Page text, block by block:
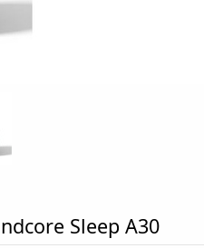
Sleep A30